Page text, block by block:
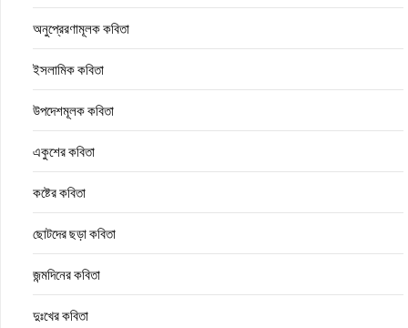
অনুপ্রেরণামূলক কবিতা
ইসলামিক কবিতা
উপদেশমূলক কবিতা
একুশের কবিতা
কষ্টের কবিতা
ছোটদের ছড়া কবিতা
জন্মদিনের কবিতা
দুঃখের কবিতা